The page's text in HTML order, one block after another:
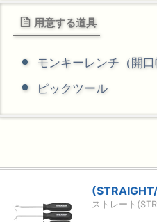
用意する道具
モンキーレンチ（開
ピックツール
ストレート